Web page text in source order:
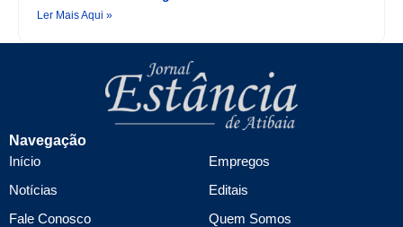
Ler Mais Aqui »
Navegação
Início
Notícias
Fale Conosco
Empregos
Editais
Quem Somos